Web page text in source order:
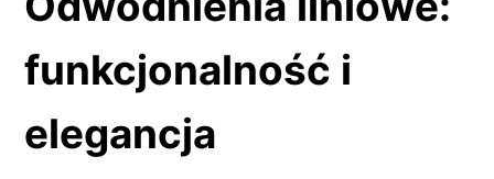
funkcjonalność i
elegancja